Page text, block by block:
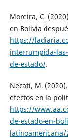
Moreira, C.
en Bolivia
https://
interrumpida-
de-estado/.
Necati, M.
efectos en la
https://
de-estado-en-
latinoamericana/